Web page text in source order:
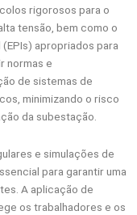
rigorosos para o
tensão, bem como o
apropriados para
normas e
de sistemas de
minimizando o risco
da subestação.
e simulações de
para garantir uma
A aplicação de
os trabalhadores e os